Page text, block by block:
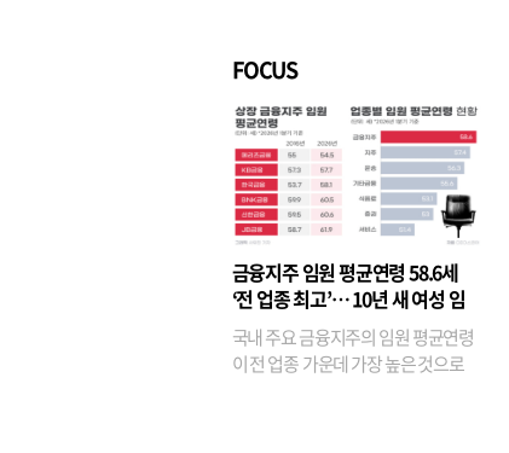
FOCUS
금융지주 임원 평균연령 58.6세
‘전 업종 최고’… 10년 새 여성 임
원은 14배 껑충
국내 주요 금융지주의 임원 평균연령
이 전 업종 가운데 가장 높은 것으로